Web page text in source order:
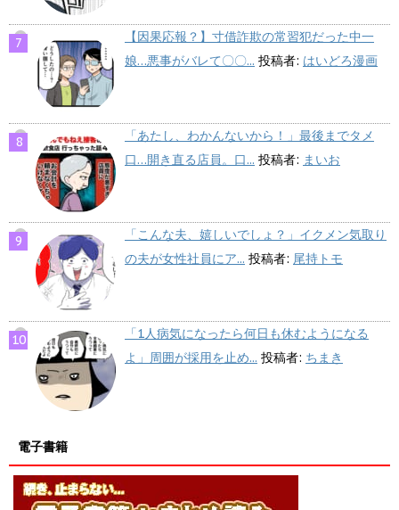
【因果応報？】寸借詐欺の常習犯だった中一
娘…悪事がバレて〇〇... 投稿者: はいどろ漫画
「あたし、わかんないから！」最後までタメ
口…開き直る店員。口... 投稿者: まいお
「こんな夫、嬉しいでしょ？」イクメン気取り
の夫が女性社員にア... 投稿者: 尾持トモ
「1人病気になったら何日も休むようになる
よ」周囲が採用を止め... 投稿者: ちまき
電子書籍